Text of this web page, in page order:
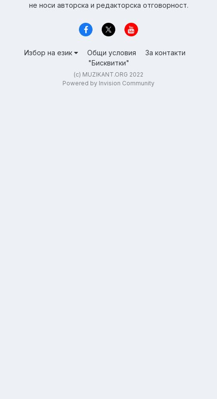
не носи авторска и редакторска отговорност.
Избор на език Общи условия
За контакти
"Бисквитки"
(c) MUZIKANT.ORG 2022
Powered by Invision Community